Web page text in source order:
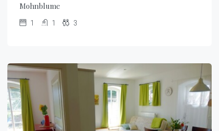
Mohnblume
1 1 3